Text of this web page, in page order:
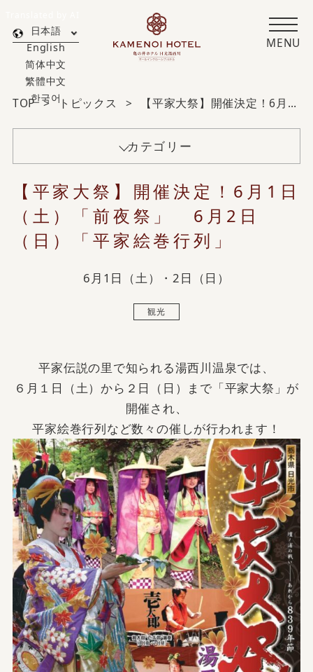
MENU
日本語
English
简体中文
繁體中文
한국어
TOP トピックス 【平家大祭】開催決定！6月1日（土）「前夜祭」 6月2日（日）「平家絵巻行列」
カテゴリー
【平家大祭】開催決定！6月1日
（土）「前夜祭」 6月2日
（日）「平家絵巻行列」
6月1日（土）・2日（日）
観光
平家伝説の里で知られる湯西川温泉では、
６月１日（土）から２日（日）まで「平家大祭」が
開催され、
平家絵巻行列など数々の催しが行われます！